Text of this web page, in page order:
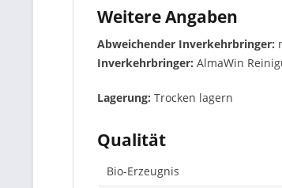
Weitere Angaben
Abweichender Inverkehrbringer:
Inverkehrbringer: AlmaWin
Lagerung: Trocken lagern
Qualität
Bio-Erzeugnis